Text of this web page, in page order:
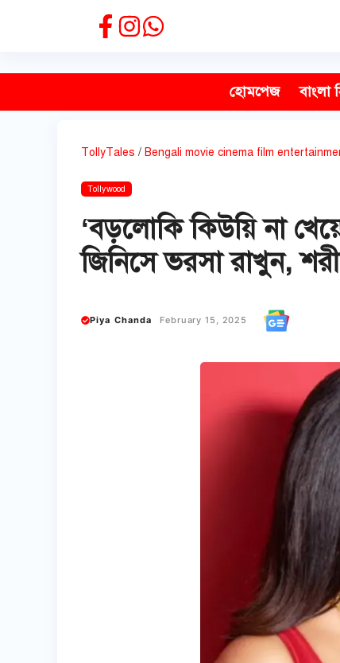
হোমপেজ বাংলা
TollyTales / Bengali movie cinema film
Tollywood
‘বড়লোকি কিউয়ি না
জিনিসে ভরসা রাখুন,
Piya Chanda February 15, 2025